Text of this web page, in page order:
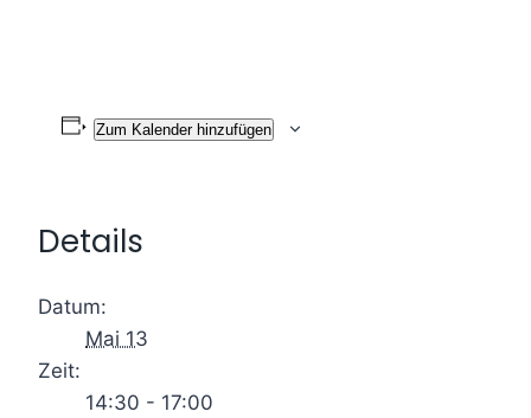
Zum Kalender hinzufügen
Details
Datum:
Mai 13
Zeit:
14:30 - 17:00